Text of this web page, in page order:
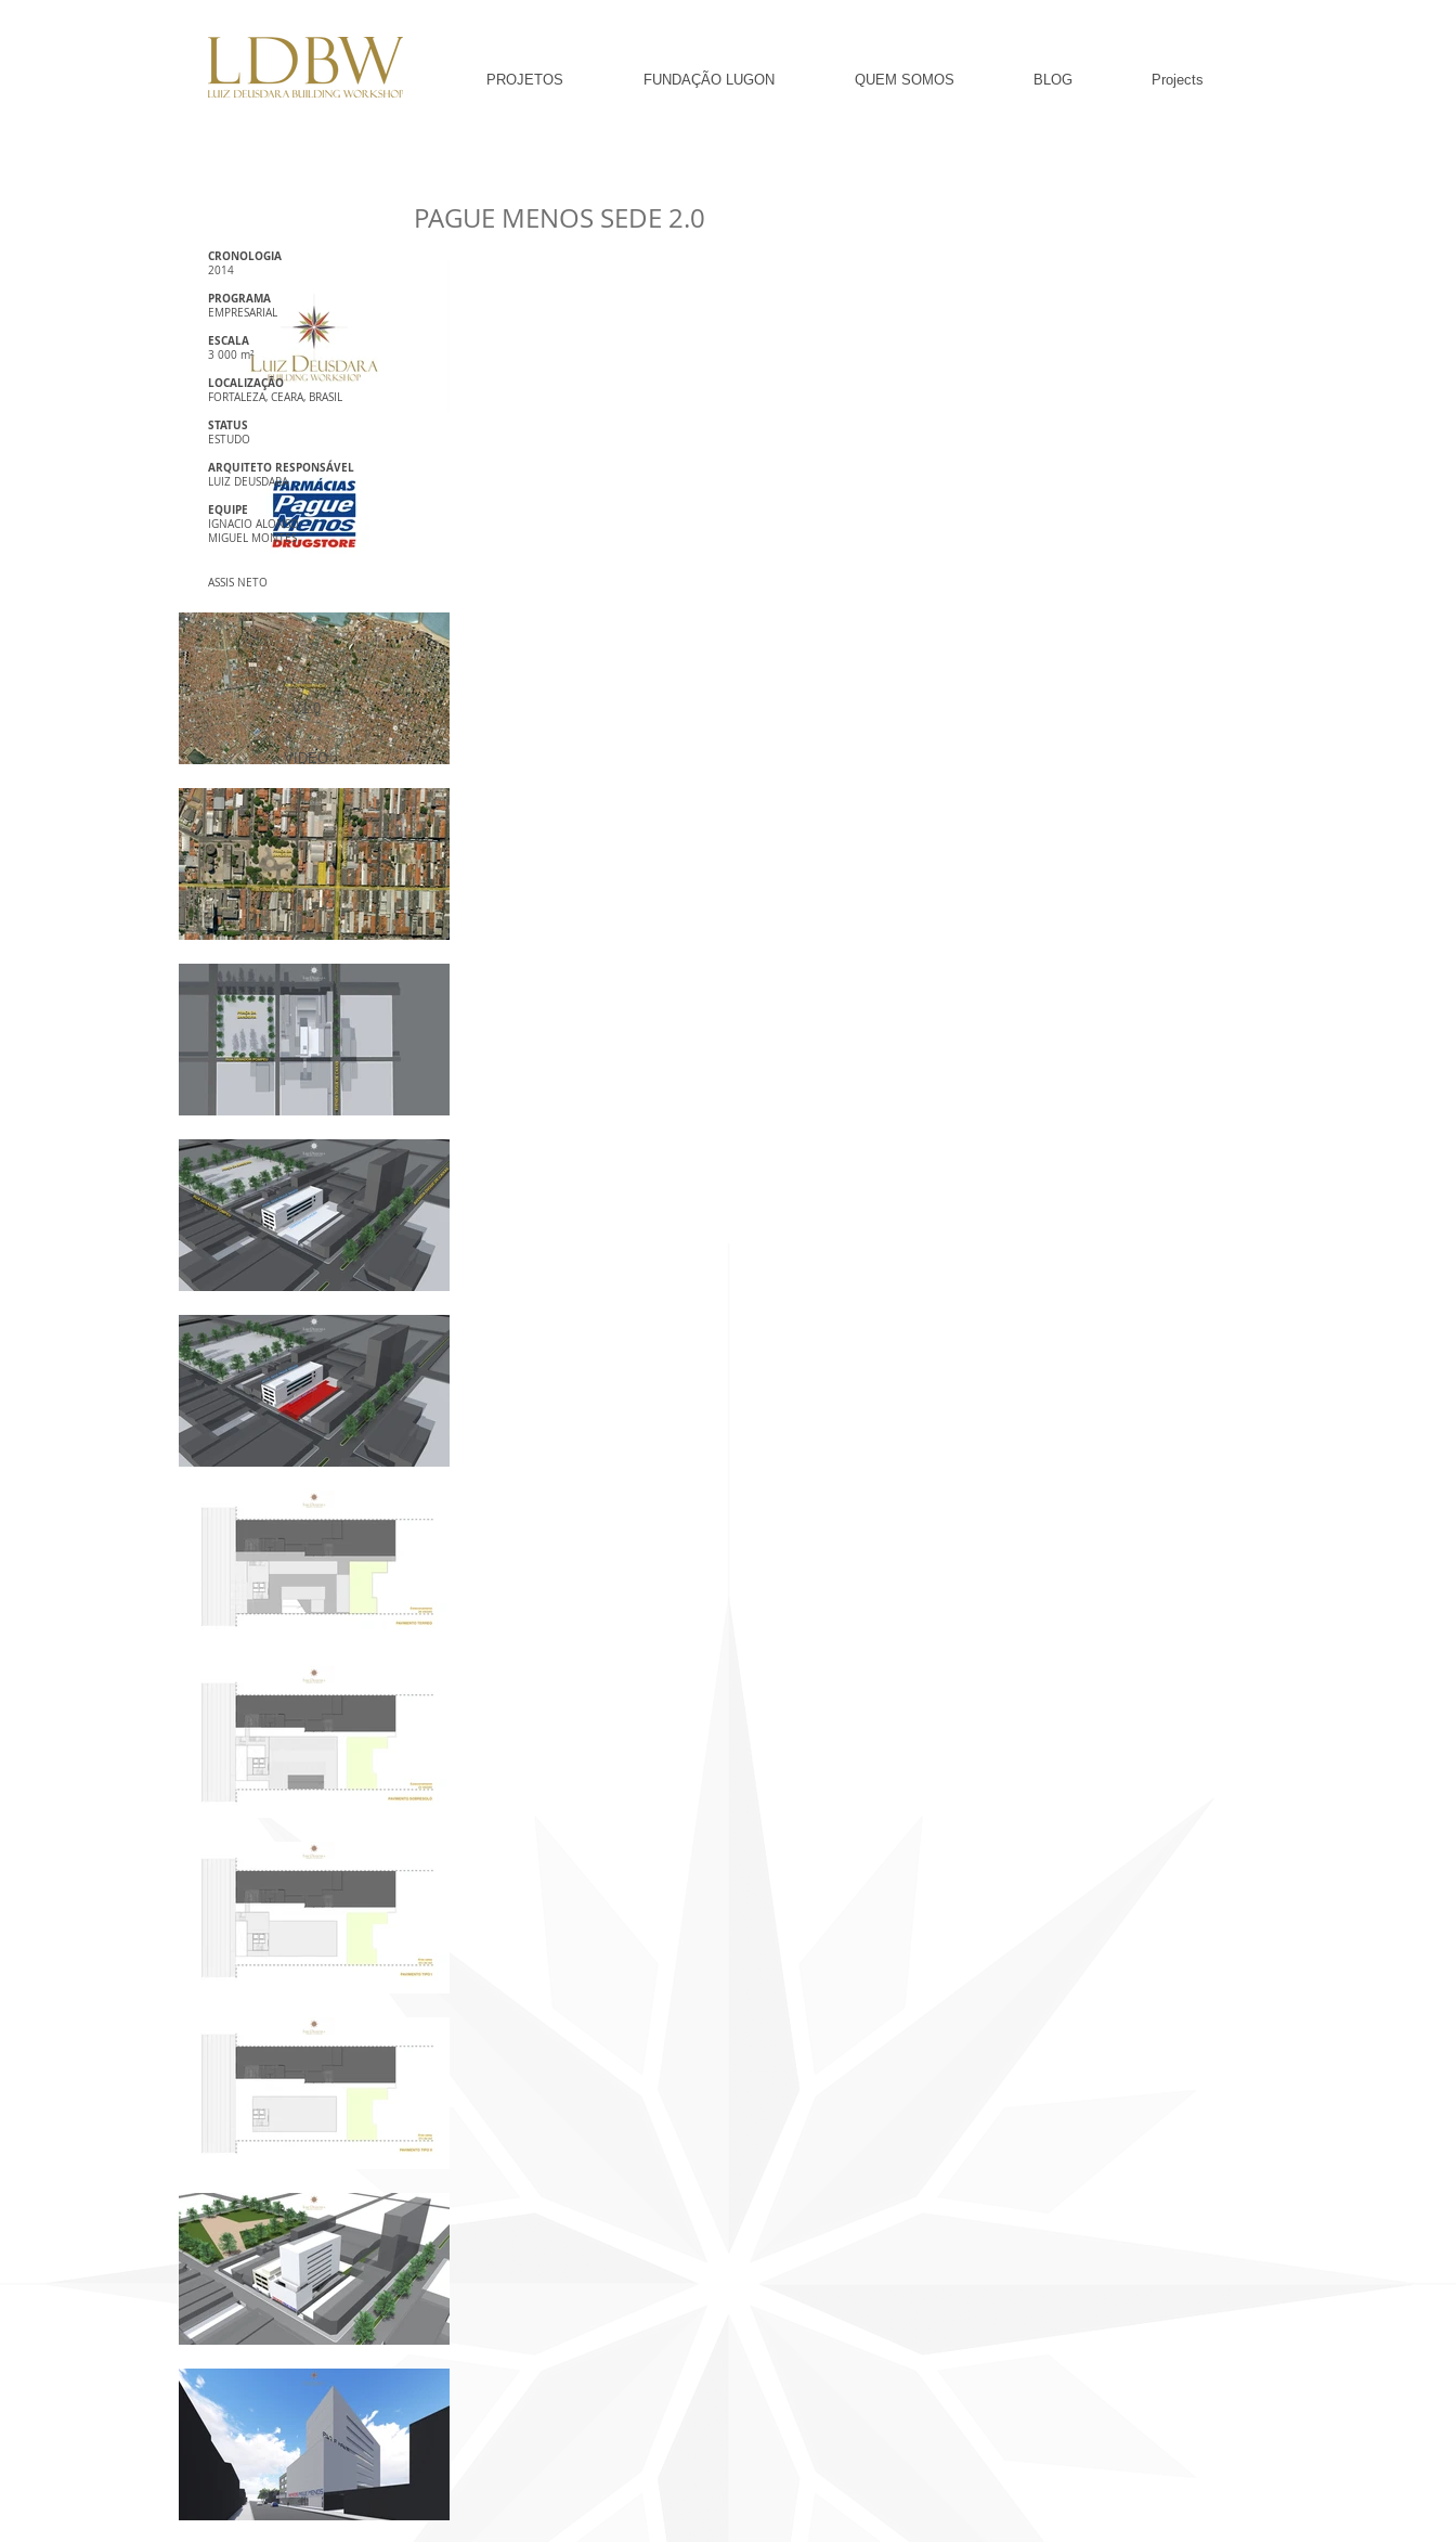
PROJETOS FUNDAÇÃO LUGON QUEM SOMOS BLOG Projects
V1.0
CRONOLOGIA
2014
PROGRAMA
EMPRESARIAL
ESCALA
3 000 m²
LOCALIZAÇÃO
FORTALEZA, CEARA, BRASIL
STATUS
ESTUDO
ARQUITETO RESPONSÁVEL
LUIZ DEUSDARA
EQUIPE
IGNACIO ALONSO
MIGUEL MONTES
ASSIS NETO
PAGUE MENOS SEDE 2.0
VIDEO